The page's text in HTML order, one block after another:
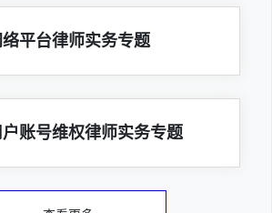
络平台律师实务专题
户账号维权律师实务专题